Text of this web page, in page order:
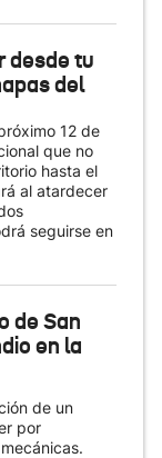
desde tu
del
12 de
que no
hasta el
al atardecer
seguirse en
de San
en la
de un
por